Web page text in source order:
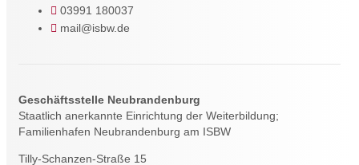
03991 180037
mail@isbw.de
Geschäftsstelle Neubrandenburg
Staatlich anerkannte Einrichtung der Weiterbildung;
Familienhafen Neubrandenburg am ISBW
Tilly-Schanzen-Straße 15